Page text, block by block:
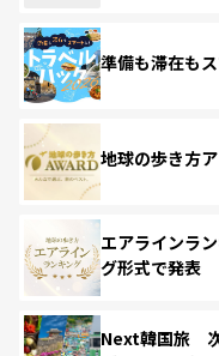
準備も滞在も
地球の歩き方
エアラインラ
グ形式で発表
Next韓国旅 次